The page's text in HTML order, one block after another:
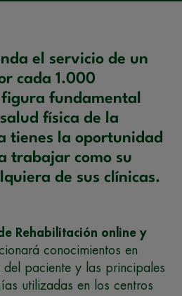
el servicio de un
cada 1.000
fundamental
física de la
tienes la oportunidad
trabajar como su
de sus clínicas.
Rehabilitación online y
conocimientos en
paciente y las principales
utilizadas en los centros